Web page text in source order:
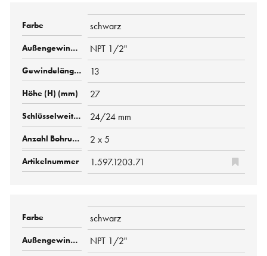
schwarz
NPT 1/2"
13
27
24/24 mm
2 x 5
1.597.1203.71
schwarz
NPT 1/2"